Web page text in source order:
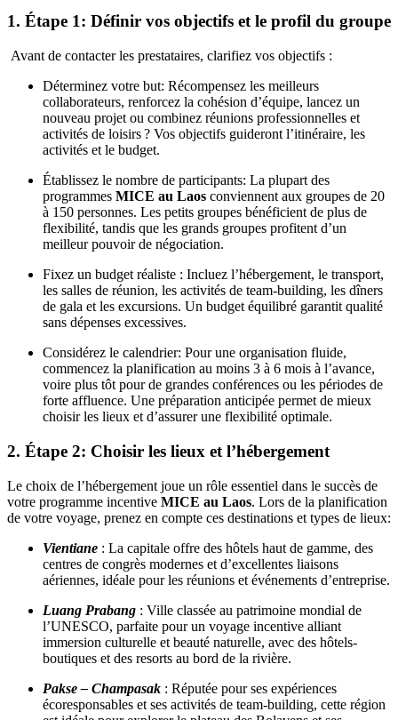
1. Étape 1: Définir vos objectifs et le profil du groupe
Avant de contacter les prestataires, clarifiez vos objectifs :
Déterminez votre but: Récompensez les meilleurs
collaborateurs, renforcez la cohésion d’équipe, lancez un
nouveau projet ou combinez réunions professionnelles et
activités de loisirs ? Vos objectifs guideront l’itinéraire, les
activités et le budget.
Établissez le nombre de participants: La plupart des
programmes MICE au Laos conviennent aux groupes de 20
à 150 personnes. Les petits groupes bénéficient de plus de
flexibilité, tandis que les grands groupes profitent d’un
meilleur pouvoir de négociation.
Fixez un budget réaliste : Incluez l’hébergement, le transport,
les salles de réunion, les activités de team-building, les dîners
de gala et les excursions. Un budget équilibré garantit qualité
sans dépenses excessives.
Considérez le calendrier: Pour une organisation fluide,
commencez la planification au moins 3 à 6 mois à l’avance,
voire plus tôt pour de grandes conférences ou les périodes de
forte affluence. Une préparation anticipée permet de mieux
choisir les lieux et d’assurer une flexibilité optimale.
2. Étape 2: Choisir les lieux et l’hébergement
Le choix de l’hébergement joue un rôle essentiel dans le succès de
votre programme incentive MICE au Laos. Lors de la planification
de votre voyage, prenez en compte ces destinations et types de lieux:
Vientiane : La capitale offre des hôtels haut de gamme, des
centres de congrès modernes et d’excellentes liaisons
aériennes, idéale pour les réunions et événements d’entreprise.
Luang Prabang : Ville classée au patrimoine mondial de
l’UNESCO, parfaite pour un voyage incentive alliant
immersion culturelle et beauté naturelle, avec des hôtels-
boutiques et des resorts au bord de la rivière.
Pakse – Champasak : Réputée pour ses expériences
écoresponsables et ses activités de team-building, cette région